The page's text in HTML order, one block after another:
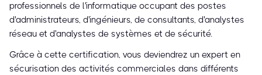
professionnels de l'informatique occupant des postes
d'administrateurs, d'ingénieurs, de consultants, d'analystes
réseau et d'analystes de systèmes et de sécurité.
Grâce à cette certification, vous deviendrez un expert en
sécurisation des activités commerciales dans différents